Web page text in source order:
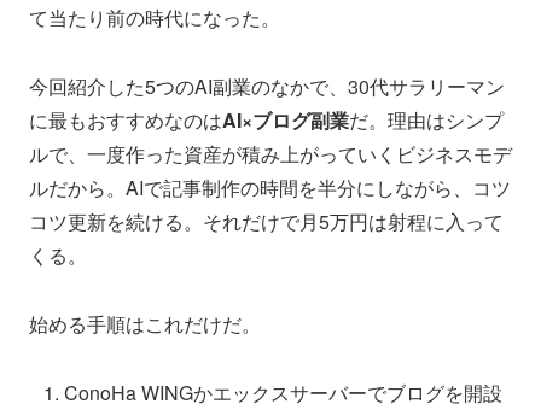
て当たり前の時代になった。
今回紹介した5つのAI副業のなかで、30代サラリーマン
に最もおすすめなのはAI×ブログ副業だ。理由はシンプ
ルで、一度作った資産が積み上がっていくビジネスモデ
ルだから。AIで記事制作の時間を半分にしながら、コツ
コツ更新を続ける。それだけで月5万円は射程に入って
くる。
始める手順はこれだけだ。
ConoHa WINGかエックスサーバーでブログを開設